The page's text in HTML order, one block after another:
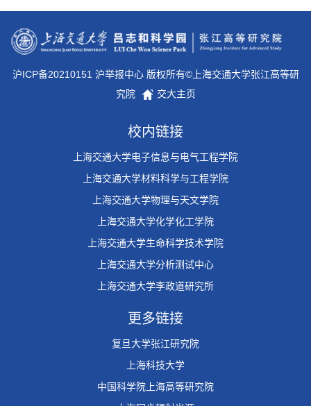
沪ICP备20210151 沪举报中心 版权所有©上海交通大学张江高等研
究院
交大主页
校内链接
上海交通大学电子信息与电气工程学院
上海交通大学材料科学与工程学院
上海交通大学物理与天文学院
上海交通大学化学化工学院
上海交通大学生命科学技术学院
上海交通大学分析测试中心
上海交通大学李政道研究所
更多链接
复旦大学张江研究院
上海科技大学
中国科学院上海高等研究院